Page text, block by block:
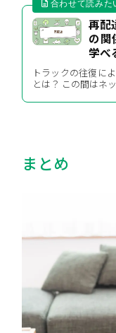
再配
の関
学べ
トラックの往復に
とは？ この間はネ
まとめ